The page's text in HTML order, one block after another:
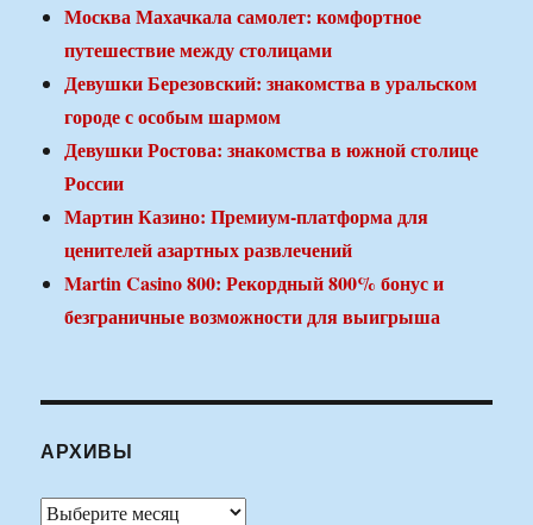
Москва Махачкала самолет: комфортное
путешествие между столицами
Девушки Березовский: знакомства в уральском
городе с особым шармом
Девушки Ростова: знакомства в южной столице
России
Мартин Казино: Премиум-платформа для
ценителей азартных развлечений
Martin Casino 800: Рекордный 800% бонус и
безграничные возможности для выигрыша
АРХИВЫ
Архивы